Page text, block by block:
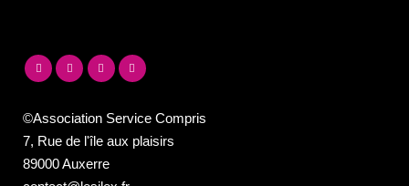
©Association Service Compris
7, Rue de l'île aux plaisirs
89000 Auxerre